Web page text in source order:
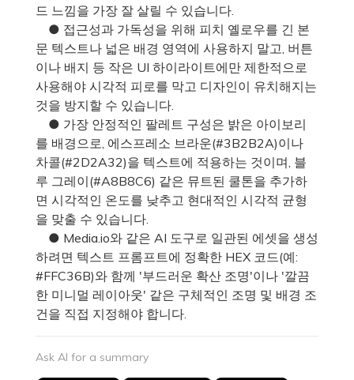
드 느낌을 가장 잘 살릴 수 있습니다.
● 접근성과 가독성을 위해 피치 옐로우를 긴 본
문 텍스트나 넓은 배경 영역에 사용하지 말고, 버튼
이나 배지 등 작은 UI 하이라이트에만 제한적으로
사용해야 시각적 피로를 막고 디자인이 유치해지는
것을 방지할 수 있습니다.
● 가장 안정적인 팔레트 구성은 밝은 아이보리
를 배경으로, 에스프레소 브라운(#3B2B2A)이나
차콜(#2D2A32)을 텍스트에 적용하는 것이며, 블
루 그레이(#A8B8C6) 같은 뮤트된 쿨톤을 추가하
면 시각적인 온도를 낮추고 현대적인 시각적 균형
을 맞출 수 있습니다.
● Media.io와 같은 AI 도구로 일관된 에셋을 생성
하려면 텍스트 프롬프트에 정확한 HEX 코드(예:
#FFC36B)와 함께 '부드러운 확산 조명'이나 '깔끔
한 미니멀 레이아웃' 같은 구체적인 조명 및 배경 조
건을 직접 지정해야 합니다.
Ask AI for a summary